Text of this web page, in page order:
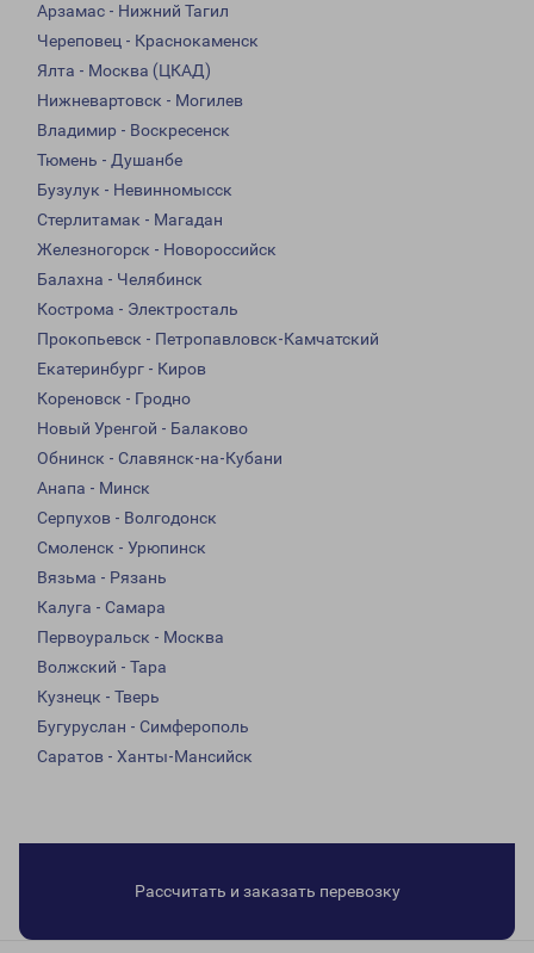
Арзамас - Нижний Тагил
Череповец - Краснокаменск
Ялта - Москва (ЦКАД)
Нижневартовск - Могилев
Владимир - Воскресенск
Тюмень - Душанбе
Бузулук - Невинномысск
Стерлитамак - Магадан
Железногорск - Новороссийск
Балахна - Челябинск
Кострома - Электросталь
Прокопьевск - Петропавловск-Камчатский
Екатеринбург - Киров
Кореновск - Гродно
Новый Уренгой - Балаково
Обнинск - Славянск-на-Кубани
Анапа - Минск
Серпухов - Волгодонск
Смоленск - Урюпинск
Вязьма - Рязань
Калуга - Самара
Первоуральск - Москва
Волжский - Тара
Кузнецк - Тверь
Бугуруслан - Симферополь
Саратов - Ханты-Мансийск
Рассчитать и заказать перевозку